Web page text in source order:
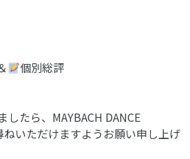
個別総評
たら、MAYBACH DANCE
いただけますようお願い申し上げ